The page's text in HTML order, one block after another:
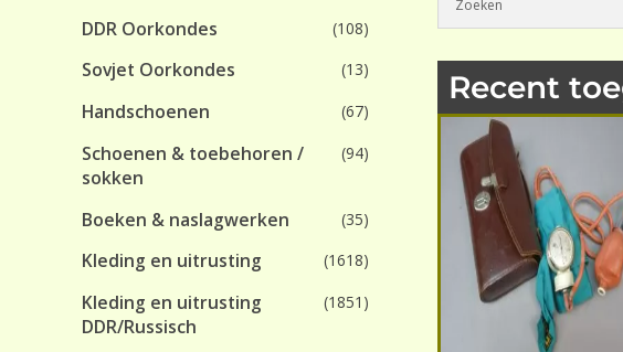
Recent
DDR Oorkondes (108)
Sovjet Oorkondes (13)
Handschoenen (67)
Schoenen & toebehoren /
sokken
(94)
Boeken & naslagwerken (35)
Kleding en uitrusting (1618)
Kleding en uitrusting
DDR/Russisch
(1851)